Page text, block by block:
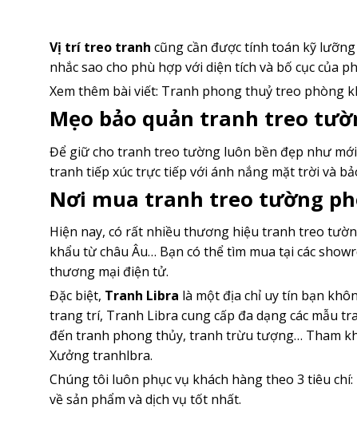
Vị trí treo tranh cũng cần được tính toán kỹ
nhắc sao cho phù hợp với diện tích và bố cục của
Xem thêm bài viết: Tranh phong thuỷ treo phòng
Mẹo bảo quản tranh treo
Để giữ cho tranh treo tường luôn bền đẹp như
tranh tiếp xúc trực tiếp với ánh nắng mặt trời và
Nơi mua tranh treo tường
Hiện nay, có rất nhiều thương hiệu tranh treo
khẩu từ châu Âu… Bạn có thể tìm mua tại các
thương mại điện tử.
Đặc biệt, Tranh Libra là một địa chỉ uy tín bạn
trang trí, Tranh Libra cung cấp đa dạng các mẫu
đến tranh phong thủy, tranh trừu tượng… Tham
Xưởng tranhlbra.
Chúng tôi luôn phục vụ khách hàng theo 3 tiêu
về sản phẩm và dịch vụ tốt nhất.